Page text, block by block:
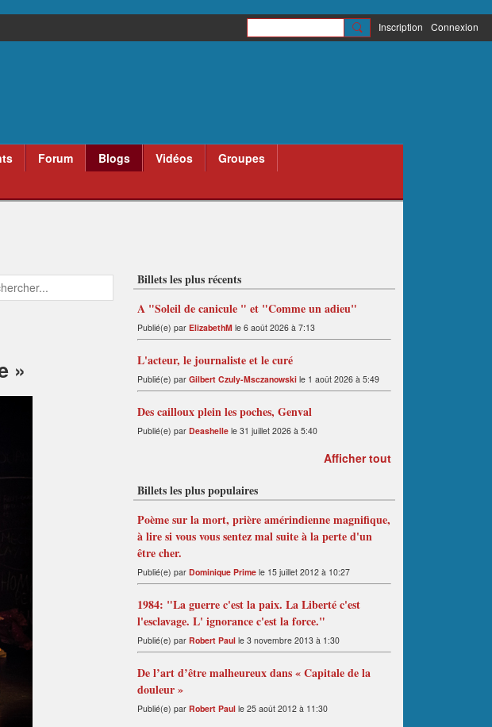
Inscription Connexion
Forum Blogs Vidéos
Groupes
»
Billets les plus récents
A "Soleil de canicule " et "Comme un adieu"
Publié(e) par ElizabethM le 6 août 2026 à 7:13
L'acteur, le journaliste et le curé
Publié(e) par Gilbert Czuly-Msczanowski le 1 août 2026 à 5:49
Des cailloux plein les poches, Genval
Publié(e) par Deashelle le 31 juillet 2026 à 5:40
Afficher tout
Billets les plus populaires
Poème sur la mort, prière amérindienne magnifique,
à lire si vous vous sentez mal suite à la perte d'un
être cher.
Publié(e) par Dominique Prime le 15 juillet 2012 à 10:27
1984: "La guerre c'est la paix. La Liberté c'est
l'esclavage. L' ignorance c'est la force."
Publié(e) par Robert Paul le 3 novembre 2013 à 1:30
De l’art d’être malheureux dans « Capitale de la
douleur »
Publié(e) par Robert Paul le 25 août 2012 à 11:30